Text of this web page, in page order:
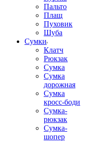
Пальто
Плащ
Пуховик
Шуба
Сумки
Клатч
Рюкзак
Сумка
Сумка
дорожная
Сумка
кросс-боди
Сумка-
рюкзак
Сумка-
шопер